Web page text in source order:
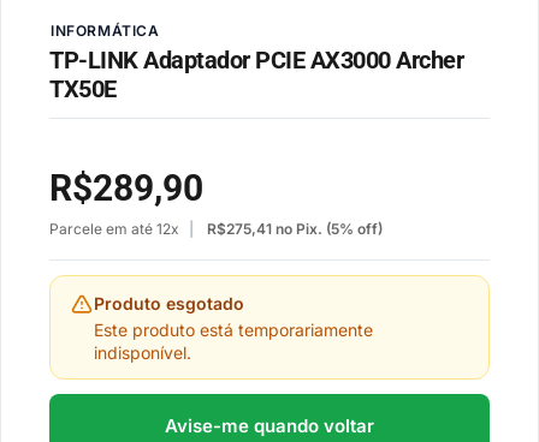
INFORMÁTICA
TP-LINK Adaptador PCIE AX3000 Archer
TX50E
R$289,90
Parcele em até 12x R$275,41 no Pix. (5% off)
Produto esgotado
Este produto está temporariamente
indisponível.
Avise-me quando voltar